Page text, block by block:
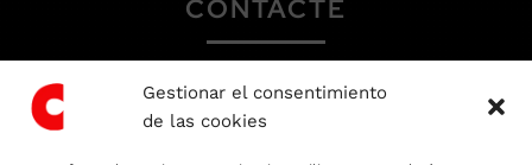
Gestionar el consentimiento
de las cookies
CONTACTE
93 666 81 64